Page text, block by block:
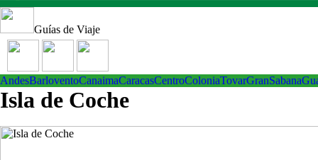
Guías de Viaje
AndesBarloventoCanaimaCaracasCentroColoniaTovarGranSabana
Isla de Coche